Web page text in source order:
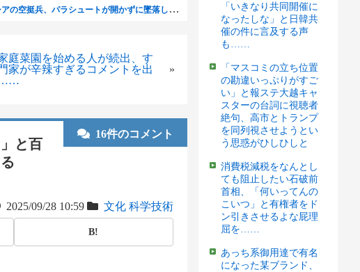
庭菜園を始める人が続出、す
家が辛辣すぎるコメントを出
……
»
16件のコメント
と百
2025/09/28 10:59 文化 科学技術
B!
「いきなり共同開催に
なったしな」と日韓共
催の件に言及する声
も……
「マスコミの立ち位置
の勘違いっぷりがすご
い」と報ステ大越キャ
スターの台詞に視聴者
絶句、高市とトランプ
を同列視させようとい
う思惑がひしひしと
消費税減税をなんとし
ても阻止したい石破前
首相、「何いってんの
こいつ」と有権者をド
ン引きさせるよな屁理
屈を……
あっち系御用達で有名
になった某ブランド、